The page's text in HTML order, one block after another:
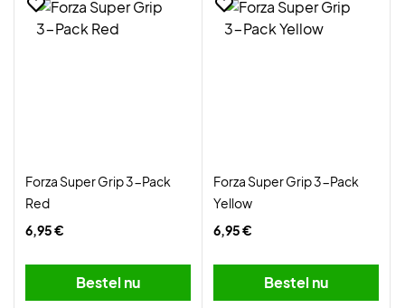
Forza Super Grip 3-Pack
Red
6,95 €
Bestel nu
Forza Super Grip 3-Pack
Yellow
6,95 €
Bestel nu